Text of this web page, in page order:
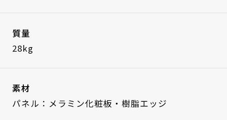
質量
28kg
素材
パネル：メラミン化粧板・樹脂エッジ